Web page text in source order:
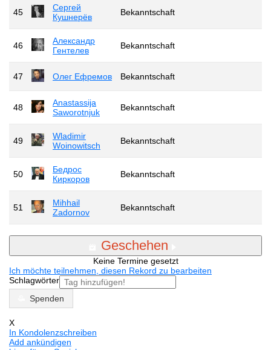
45
Сергей
Кушнерёв
Bekanntschaft
46
Александр
Гентелев
Bekanntschaft
47 Олег Ефремов Bekanntschaft
48
Anastassija
Saworotnjuk
Bekanntschaft
49
Wladimir
Woinowitsch
Bekanntschaft
50
Бедрос
Киркоров
Bekanntschaft
51
Mihhail
Zadornov
Bekanntschaft
Geschehen
Keine Termine gesetzt
Ich möchte teilnehmen, diesen Rekord zu bearbeiten
Schlagwörter
Spenden
X
In Kondolenzschreiben
Add ankündigen